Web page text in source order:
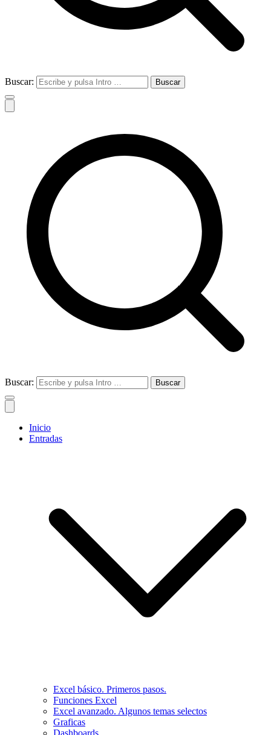
Buscar:
Buscar:
Inicio
Entradas
Excel básico. Primeros pasos.
Funciones Excel
Excel avanzado. Algunos temas selectos
Graficas
Dashboards